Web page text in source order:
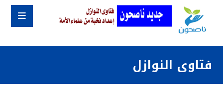
فتاوى النوازل